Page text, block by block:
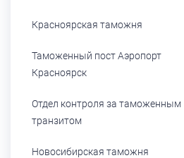
Красноярская таможня
Таможенный пост Аэропорт
Красноярск
Отдел контроля за таможенным
транзитом
Новосибирская таможня